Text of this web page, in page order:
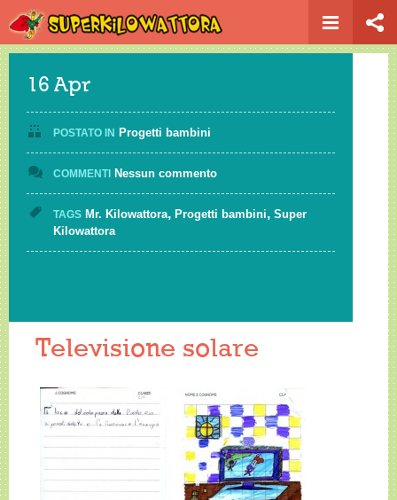
16 Apr
POSTATO IN Progetti bambini
COMMENTI Nessun commento
TAGS Mr. Kilowattora, Progetti bambini, Super
Kilowattora
Televisione solare